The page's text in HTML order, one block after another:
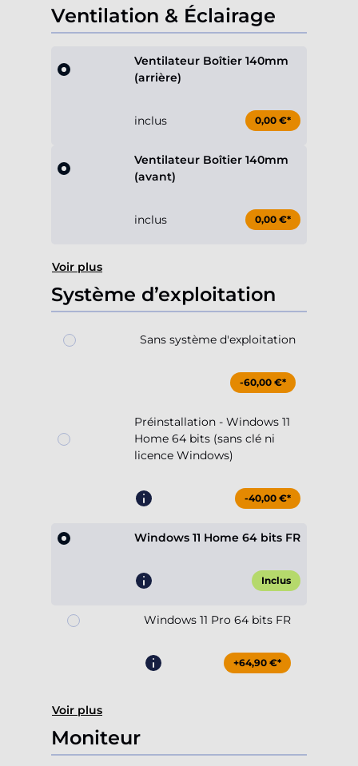
Ventilation & Éclairage
Ventilateur Boîtier 140mm
(arrière)
inclus 0,00 €*
Ventilateur Boîtier 140mm
(avant)
inclus 0,00 €*
Voir plus
Système d’exploitation
Sans système d'exploitation
-60,00 €*
Préinstallation - Windows 11
Home 64 bits (sans clé ni
licence Windows)
-40,00 €*
Windows 11 Home 64 bits FR
Inclus
Windows 11 Pro 64 bits FR
+64,90 €*
Voir plus
Moniteur